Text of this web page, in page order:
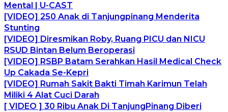
Mental | U-CAST
[VIDEO] 250 Anak di Tanjungpinang Menderita
Stunting
[VIDEO] Diresmikan Roby, Ruang PICU dan NICU
RSUD Bintan Belum Beroperasi
[VIDEO] RSBP Batam Serahkan Hasil Medical Check
Up Cakada Se-Kepri
[VIDEO] Rumah Sakit Bakti Timah Karimun Telah
Miliki 4 Alat Cuci Darah
[ VIDEO ] 30 Ribu Anak Di TanjungPinang Diberi